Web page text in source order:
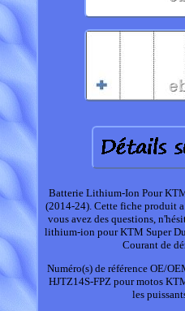
Batterie Lithium-Ion Pour
(2014-24). Cette fiche produit
vous avez des questions,
lithium-ion pour KTM Super
Courant de
Numéro(s) de référence OE/
HJTZ14S-FPZ pour motos
les